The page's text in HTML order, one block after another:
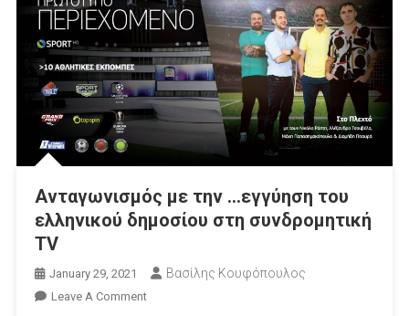
Ανταγωνισμός με την …εγγύηση του
ελληνικού δημοσίου στη συνδρομητική
TV
January 29, 2021 Βασίλης Κουφόπουλος
Leave A CommentOn